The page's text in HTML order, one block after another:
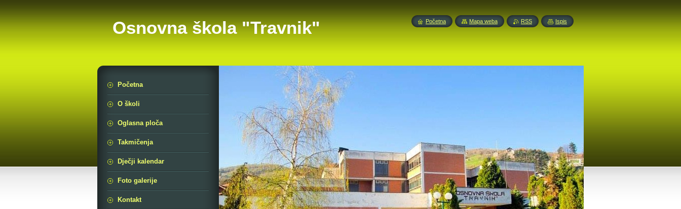
Osnovna škola "Travnik"
Početna
O školi
Oglasna ploča
Takmičenja
Dječji kalendar
Foto galerije
Kontakt
Početna Mapa weba RSS Ispis